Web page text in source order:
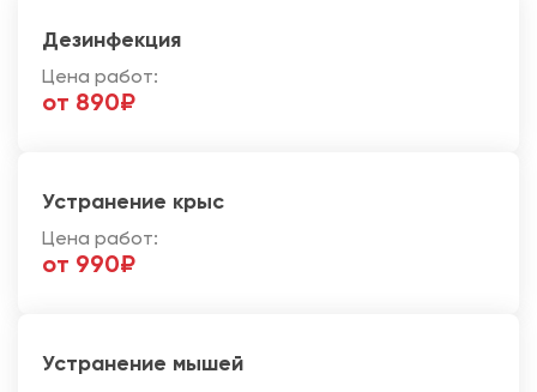
Дезинфекция
Цена работ:
от 890₽
Устранение крыс
Цена работ:
от 990₽
Устранение мышей